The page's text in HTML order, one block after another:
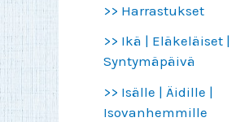
>> Harrastukset
>> Ikä | Eläkeläiset |
Syntymäpäivä
>> Isälle | Äidille |
Isovanhemmille